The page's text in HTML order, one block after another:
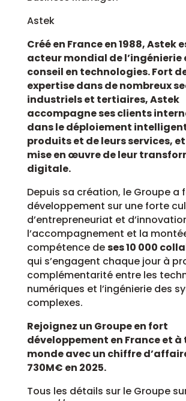
Astek
Créé en France en 1988, Astek
acteur mondial de l’ingénierie
conseil en technologies. Fort
expertise dans de nombreux
industriels et tertiaires, Astek
accompagne ses clients
dans le déploiement
produits et de leurs services,
mise en œuvre de leur
digitale.
Depuis sa création, le Groupe a
développement sur une forte
d’entrepreneuriat et
l’accompagnement et la
compétence deses 10 000
qui s’engagent chaque jour à
complémentarité entre les
numériques et l’ingénierie des
complexes.
Rejoignez un Groupe en fort
développement en France et à
monde avec un chiffre
730M€ en 2025.
Tous les détails sur le Groupe